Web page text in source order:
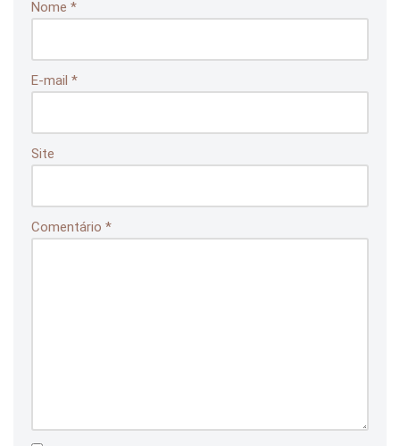
Nome *
E-mail *
Site
Comentário *